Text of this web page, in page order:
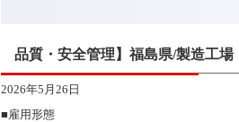
品質・安全管理】福島県/製造工場
2026年5月26日
■雇用形態